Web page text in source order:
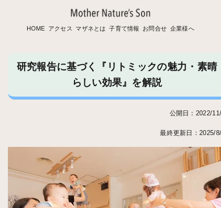
HOME アクセス マザネとは 子育て情報 お問合せ 企業様へ
研究報告に基づく『リトミックの魅力・素晴
らしい効果』を解説
公開日：2022/
最終更新日：2025/